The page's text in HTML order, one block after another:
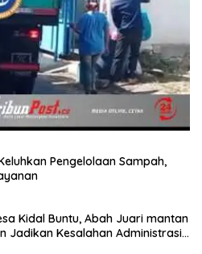
Pengelolaan Sampah,
Kidal Buntu, Abah Juari mantan
Jadikan Kesalahan Administrasi